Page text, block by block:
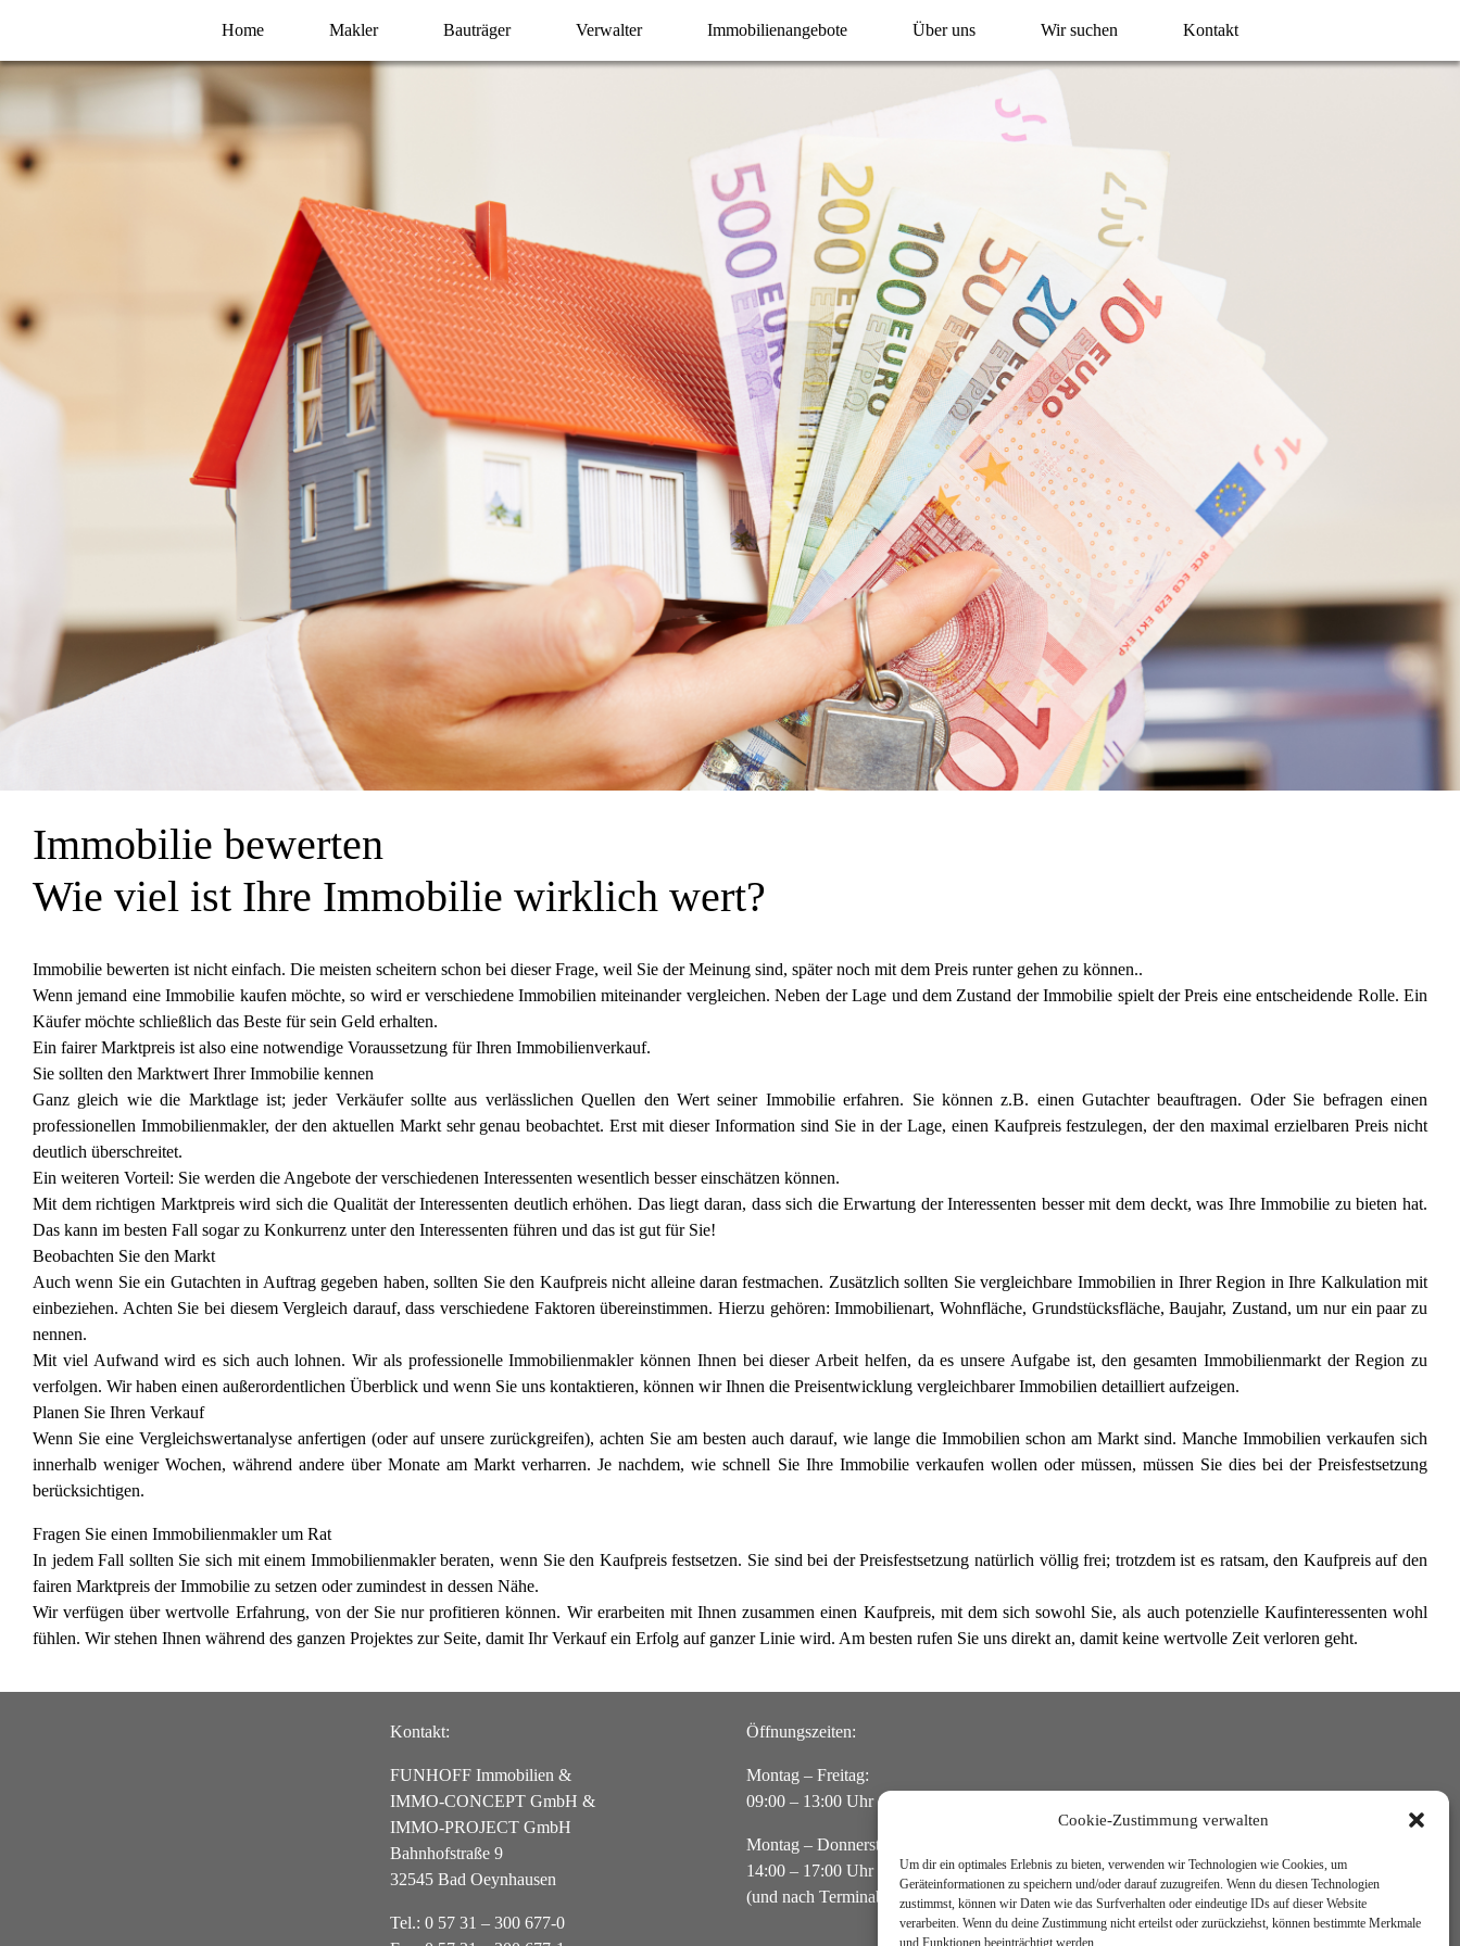
Cookie-Zustimmung verwalten
Um dir ein optimales Erlebnis zu bieten, verwenden wir Technologien wie Cookies, um
Geräteinformationen zu speichern und/oder darauf zuzugreifen. Wenn du diesen Technologien
zustimmst, können wir Daten wie das Surfverhalten oder eindeutige IDs auf dieser Website
verarbeiten. Wenn du deine Zustimmung nicht erteilst oder zurückziehst, können bestimmte Merkmale
und Funktionen beeinträchtigt werden.
Home Makler Bauträger Verwalter Immobilienangebote Über uns Wir suchen Kontakt
Immobilie bewerten
Wie viel ist Ihre Immobilie wirklich wert?
Immobilie bewerten ist nicht einfach. Die meisten scheitern schon bei dieser Frage, weil Sie der Meinung sind, später noch mit dem Preis runter gehen zu können..
Wenn jemand eine Immobilie kaufen möchte, so wird er verschiedene Immobilien miteinander vergleichen. Neben der Lage und dem Zustand der Immobilie spielt der Preis eine entscheidende Rolle. Ein
Käufer möchte schließlich das Beste für sein Geld erhalten.
Ein fairer Marktpreis ist also eine notwendige Voraussetzung für Ihren Immobilienverkauf.
Sie sollten den Marktwert Ihrer Immobilie kennen
Ganz gleich wie die Marktlage ist; jeder Verkäufer sollte aus verlässlichen Quellen den Wert seiner Immobilie erfahren. Sie können z.B. einen Gutachter beauftragen. Oder Sie befragen einen
professionellen Immobilienmakler, der den aktuellen Markt sehr genau beobachtet. Erst mit dieser Information sind Sie in der Lage, einen Kaufpreis festzulegen, der den maximal erzielbaren Preis nicht
deutlich überschreitet.
Ein weiteren Vorteil: Sie werden die Angebote der verschiedenen Interessenten wesentlich besser einschätzen können.
Mit dem richtigen Marktpreis wird sich die Qualität der Interessenten deutlich erhöhen. Das liegt daran, dass sich die Erwartung der Interessenten besser mit dem deckt, was Ihre Immobilie zu bieten hat.
Das kann im besten Fall sogar zu Konkurrenz unter den Interessenten führen und das ist gut für Sie!
Beobachten Sie den Markt
Auch wenn Sie ein Gutachten in Auftrag gegeben haben, sollten Sie den Kaufpreis nicht alleine daran festmachen. Zusätzlich sollten Sie vergleichbare Immobilien in Ihrer Region in Ihre Kalkulation mit
einbeziehen. Achten Sie bei diesem Vergleich darauf, dass verschiedene Faktoren übereinstimmen. Hierzu gehören: Immobilienart, Wohnfläche, Grundstücksfläche, Baujahr, Zustand, um nur ein paar zu
nennen.
Mit viel Aufwand wird es sich auch lohnen. Wir als professionelle Immobilienmakler können Ihnen bei dieser Arbeit helfen, da es unsere Aufgabe ist, den gesamten Immobilienmarkt der Region zu
verfolgen. Wir haben einen außerordentlichen Überblick und wenn Sie uns kontaktieren, können wir Ihnen die Preisentwicklung vergleichbarer Immobilien detailliert aufzeigen.
Planen Sie Ihren Verkauf
Wenn Sie eine Vergleichswertanalyse anfertigen (oder auf unsere zurückgreifen), achten Sie am besten auch darauf, wie lange die Immobilien schon am Markt sind. Manche Immobilien verkaufen sich
innerhalb weniger Wochen, während andere über Monate am Markt verharren. Je nachdem, wie schnell Sie Ihre Immobilie verkaufen wollen oder müssen, müssen Sie dies bei der Preisfestsetzung
berücksichtigen.
Fragen Sie einen Immobilienmakler um Rat
In jedem Fall sollten Sie sich mit einem Immobilienmakler beraten, wenn Sie den Kaufpreis festsetzen. Sie sind bei der Preisfestsetzung natürlich völlig frei; trotzdem ist es ratsam, den Kaufpreis auf den
fairen Marktpreis der Immobilie zu setzen oder zumindest in dessen Nähe.
Wir verfügen über wertvolle Erfahrung, von der Sie nur profitieren können. Wir erarbeiten mit Ihnen zusammen einen Kaufpreis, mit dem sich sowohl Sie, als auch potenzielle Kaufinteressenten wohl
fühlen. Wir stehen Ihnen während des ganzen Projektes zur Seite, damit Ihr Verkauf ein Erfolg auf ganzer Linie wird. Am besten rufen Sie uns direkt an, damit keine wertvolle Zeit verloren geht.
Kontakt:
FUNHOFF Immobilien &
IMMO-CONCEPT GmbH &
IMMO-PROJECT GmbH
Bahnhofstraße 9
32545 Bad Oeynhausen
Tel.: 0 57 31 – 300 677-0
Öffnungszeiten:
Montag – Freitag:
09:00 – 13:00 Uhr
Montag – Donnerstag
14:00 – 17:00 Uhr
(und nach Terminabsprache)